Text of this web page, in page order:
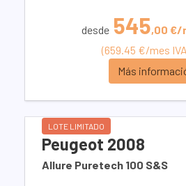
desde 545,00 €/
(659.45 €/mes
Más
LOTE LIMITADO
Peugeot 2008
Allure Puretech 100 S&S